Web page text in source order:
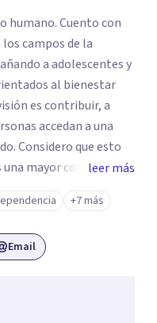
humano. Cuento con
los campos de la
a adolescentes y
al bienestar
accedan a una
Considero que esto
mayor conciencia
en que nuestras
de sentir, pensar y
basado en la
y herramientas de
en trauma para
leer más
+7 más
Email